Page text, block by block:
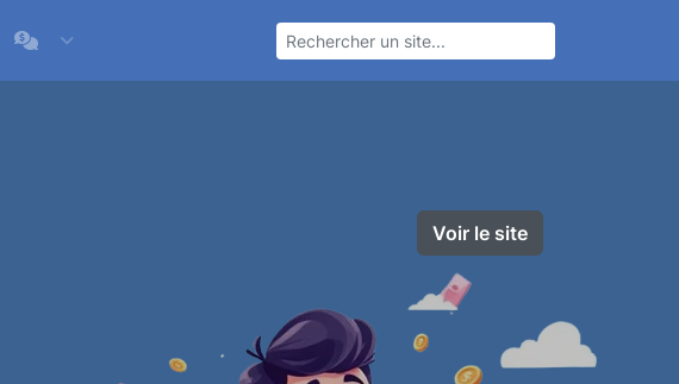
Voir le site